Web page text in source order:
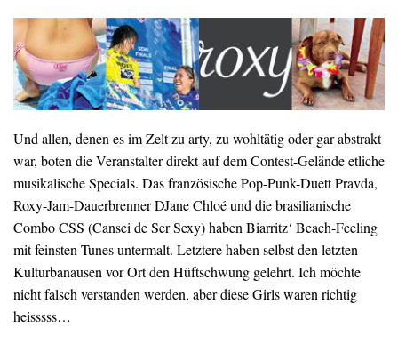
Und allen, denen es im Zelt zu arty, zu wohltätig oder gar abstrakt
war, boten die Veranstalter direkt auf dem Contest-Gelände etliche
musikalische Specials. Das französische Pop-Punk-Duett Pravda,
Roxy-Jam-Dauerbrenner DJane Chloé und die brasilianische
Combo CSS (Cansei de Ser Sexy) haben Biarritz‘ Beach-Feeling
mit feinsten Tunes untermalt. Letztere haben selbst den letzten
Kulturbanausen vor Ort den Hüftschwung gelehrt. Ich möchte
nicht falsch verstanden werden, aber diese Girls waren richtig
heisssss…